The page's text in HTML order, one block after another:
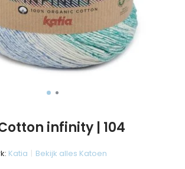
infinity | 104
Katia Bekijk alles Katoen